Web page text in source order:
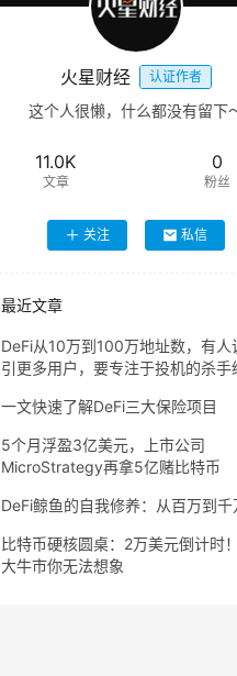
火星财经 认证作者
这个人很懒，什么都没有留下
11.0K
文章
0
粉丝
关注 私信
最近文章
DeFi从10万到100万地址数，有人
引更多用户，要专注于投机的杀手
一文快速了解DeFi三大保险项目
5个月浮盈3亿美元，上市公司
MicroStrategy再拿5亿赌比特币
DeFi鲸鱼的自我修养：从百万到千
比特币硬核圆桌：2万美元倒计时
大牛市你无法想象